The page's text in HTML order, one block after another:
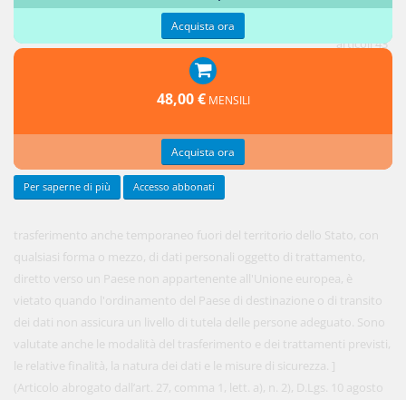
articoli 43
trasferimento anche temporaneo fuori del territorio dello Stato, con
qualsiasi forma o mezzo, di dati personali oggetto di trattamento,
diretto verso un Paese non appartenente all'Unione europea, è
vietato quando l'ordinamento del Paese di destinazione o di transito
dei dati non assicura un livello di tutela delle persone adeguato. Sono
valutate anche le modalità del trasferimento e dei trattamenti previsti,
le relative finalità, la natura dei dati e le misure di sicurezza. ]
(Articolo abrogato dall’art. 27, comma 1, lett. a), n. 2), D.Lgs. 10 agosto
Acquista ora
48,00 € MENSILI
Acquista ora
Per saperne di più Accesso abbonati